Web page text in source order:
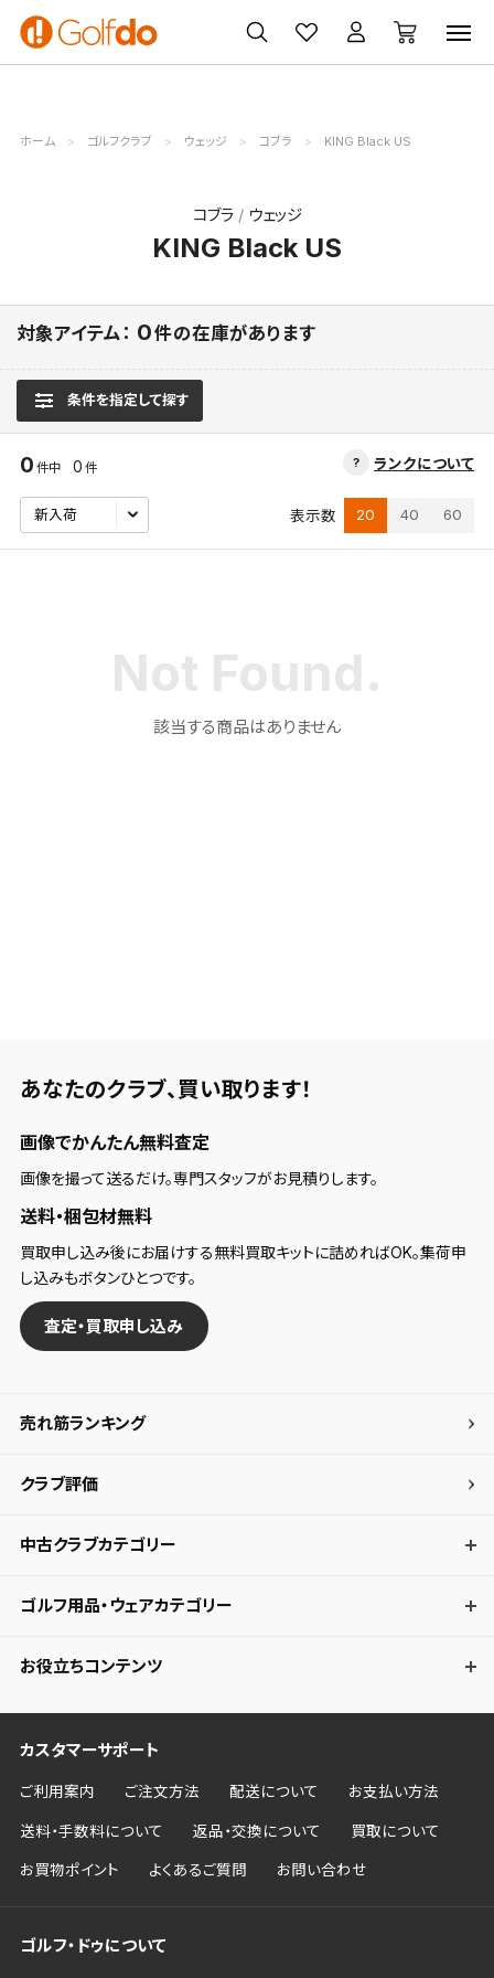
ゴルフ
クラブ
ゴルフ用品
買取
無料査定
クーポン
一覧
ホーム ゴルフクラブ ウェッジ コブラ KING Black US
コブラ ウェッジ
KING Black US
対象アイテム： 0件の在庫があります
条件を指定して探す
ランクについて
0 件中 0 件
表示数 20 40 60
該当する商品はありません
新着通知
新着通知を「する」にすると、この条件に一致する商品
が入荷した際に、メール及びお客様のアカウント内の
「お知らせ」で通知します。
保存された検索条件は変更できません。
条件を変更したい場合は、マイページの「保存検索条
検索条件を保存
これまで保存した検索条件は、マイページの「保存検
索条件一覧」で確認できます。
あなたのクラブ、 買い取ります！
画像でかんたん無料査定
画像を撮って送るだけ。専門スタッフがお見積りします。
送料・梱包材無料
買取申し込み後にお届けする無料買取キットに詰めればOK。集荷申
し込みもボタンひとつです。
査定・買取申し込み
売れ筋ランキング
クラブ評価
中古クラブカテゴリー
ゴルフ用品・ウェアカテゴリー
お役立ちコンテンツ
カスタマーサポート
ご利用案内 ご注文方法 配送について お支払い方法
送料・手数料について 返品・交換について 買取について
お買物ポイント よくあるご質問 お問い合わせ
ゴルフ・ドゥについて